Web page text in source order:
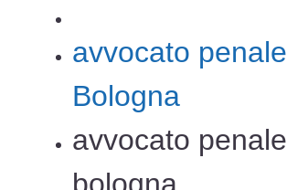
avvocato penale
Bologna
avvocato penale